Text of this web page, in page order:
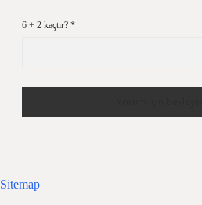
6 + 2 kaçtır? *
Sitemap